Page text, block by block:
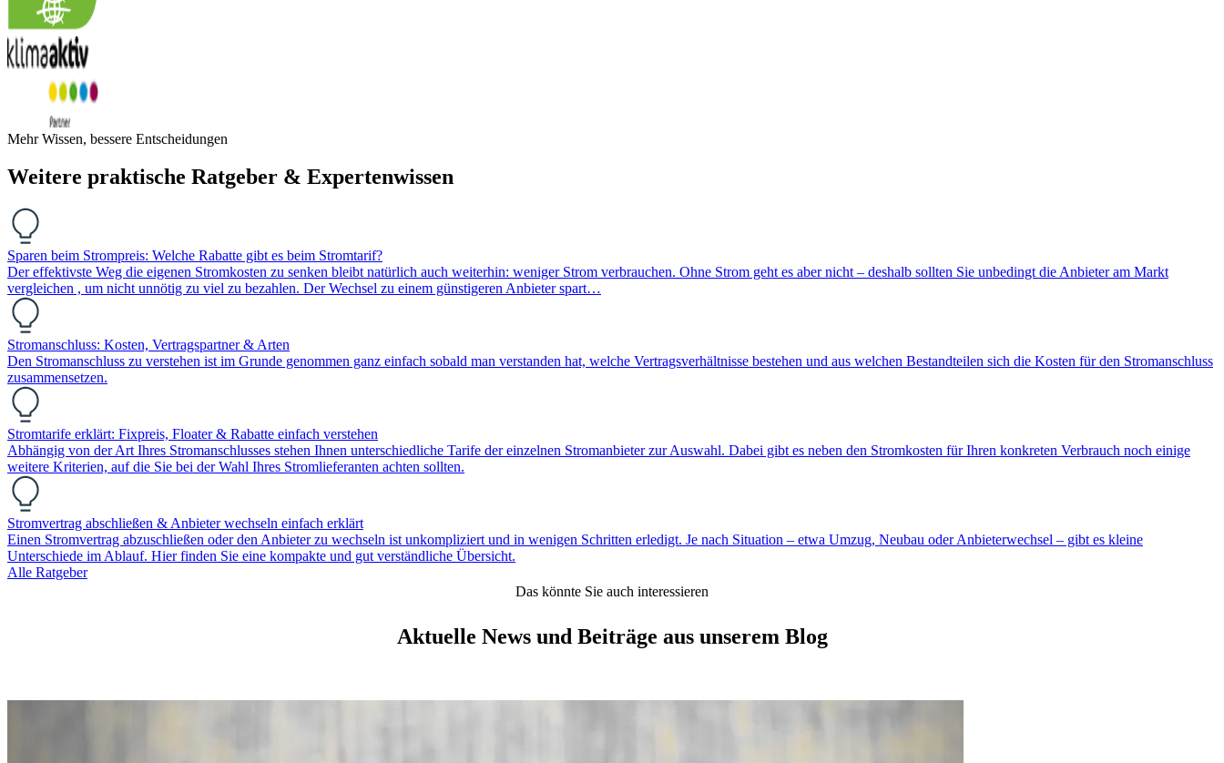
Mehr Wissen, bessere Entscheidungen
Weitere praktische Ratgeber & Expertenwissen
Sparen beim Strompreis: Welche Rabatte gibt es beim Stromtarif?
Der effektivste Weg die eigenen Stromkosten zu senken bleibt natürlich auch weiterhin: weniger Strom verbrauchen. Ohne Strom geht es aber nicht – deshalb sollten Sie unbedingt die Anbieter am Markt
vergleichen , um nicht unnötig zu viel zu bezahlen. Der Wechsel zu einem günstigeren Anbieter spart…
Stromanschluss: Kosten, Vertragspartner & Arten
Den Stromanschluss zu verstehen ist im Grunde genommen ganz einfach sobald man verstanden hat, welche Vertragsverhältnisse bestehen und aus welchen Bestandteilen sich die Kosten für den Stromanschluss
zusammensetzen.
Stromtarife erklärt: Fixpreis, Floater & Rabatte einfach verstehen
Abhängig von der Art Ihres Stromanschlusses stehen Ihnen unterschiedliche Tarife der einzelnen Stromanbieter zur Auswahl. Dabei gibt es neben den Stromkosten für Ihren konkreten Verbrauch noch einige
weitere Kriterien, auf die Sie bei der Wahl Ihres Stromlieferanten achten sollten.
Stromvertrag abschließen & Anbieter wechseln einfach erklärt
Einen Stromvertrag abzuschließen oder den Anbieter zu wechseln ist unkompliziert und in wenigen Schritten erledigt. Je nach Situation – etwa Umzug, Neubau oder Anbieterwechsel – gibt es kleine
Unterschiede im Ablauf. Hier finden Sie eine kompakte und gut verständliche Übersicht.
Alle Ratgeber
Das könnte Sie auch interessieren
Aktuelle News und Beiträge aus unserem Blog